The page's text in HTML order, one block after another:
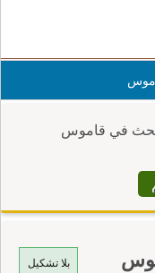
في قاموس
بلا تشكيل